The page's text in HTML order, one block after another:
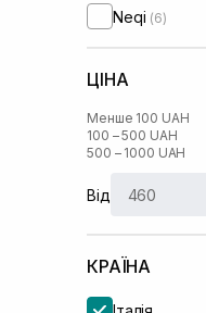
Neqi (6)
ЦІНА
Менше 100 UAH
100 – 500 UAH
500 – 1000 UAH
Від
КРАЇНА